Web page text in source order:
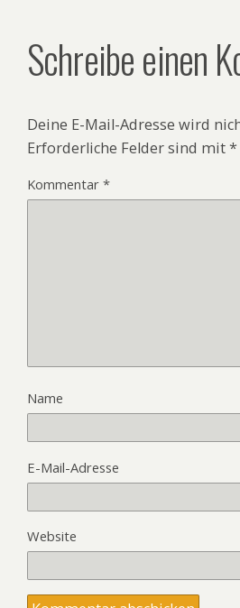
Schreibe einen
Deine E-Mail-Adresse wird
Erforderliche Felder sind mit*
Kommentar *
Name
E-Mail-Adresse
Website